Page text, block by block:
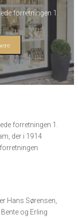
forretningen 1.
forretningen 1.
der i 1914
Hans Sørensen,
og Erling